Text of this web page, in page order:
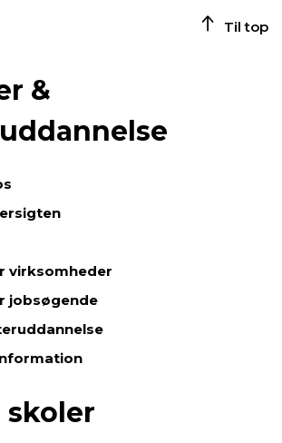
Til top
&
virksomheder
jobsøgende
skoler